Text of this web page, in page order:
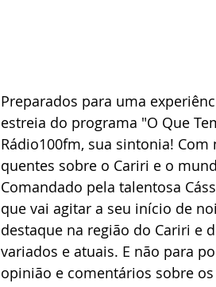
Preparados para uma
estreia do programa "O Que
Rádio100fm, sua sintonia!
quentes sobre o Cariri e o
Comandado pela talentosa
que vai agitar a seu início de
destaque na região do Cariri e
variados e atuais. E não para
opinião e comentários sobre